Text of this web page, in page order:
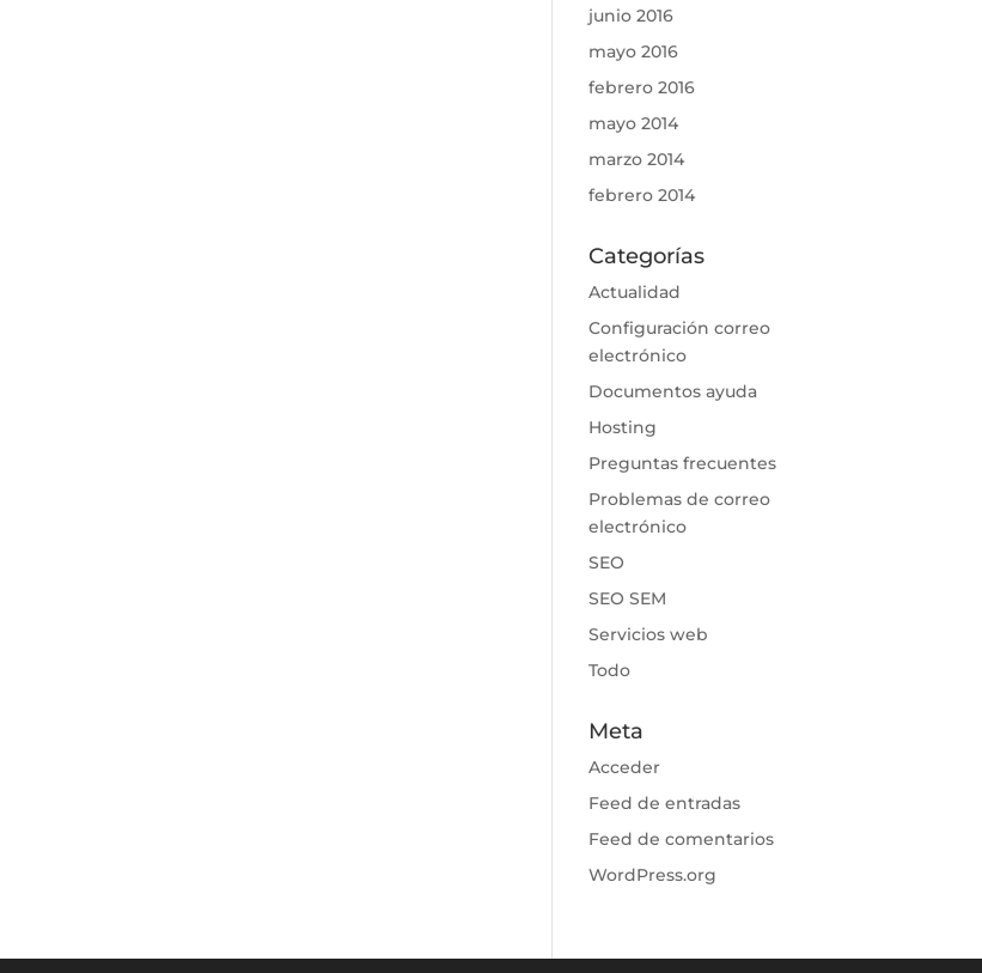
junio 2016
mayo 2016
febrero 2016
mayo 2014
marzo 2014
febrero 2014
Categorías
Actualidad
Configuración correo
electrónico
Documentos ayuda
Hosting
Preguntas frecuentes
Problemas de correo
electrónico
SEO
SEO SEM
Servicios web
Todo
Meta
Acceder
Feed de entradas
Feed de comentarios
WordPress.org